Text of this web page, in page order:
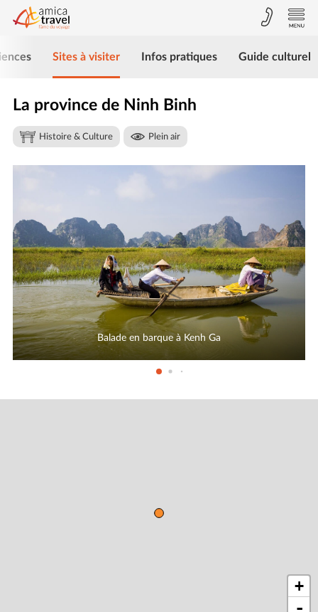
Sites à visiter Infos pratiques Guide culturel
La province de Ninh Binh
Histoire & Culture Plein air
Balade en barque à Kenh Ga
+
-